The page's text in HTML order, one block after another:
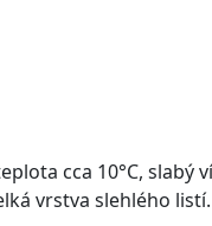
cca 10°C,
vrstva slehlého listí.